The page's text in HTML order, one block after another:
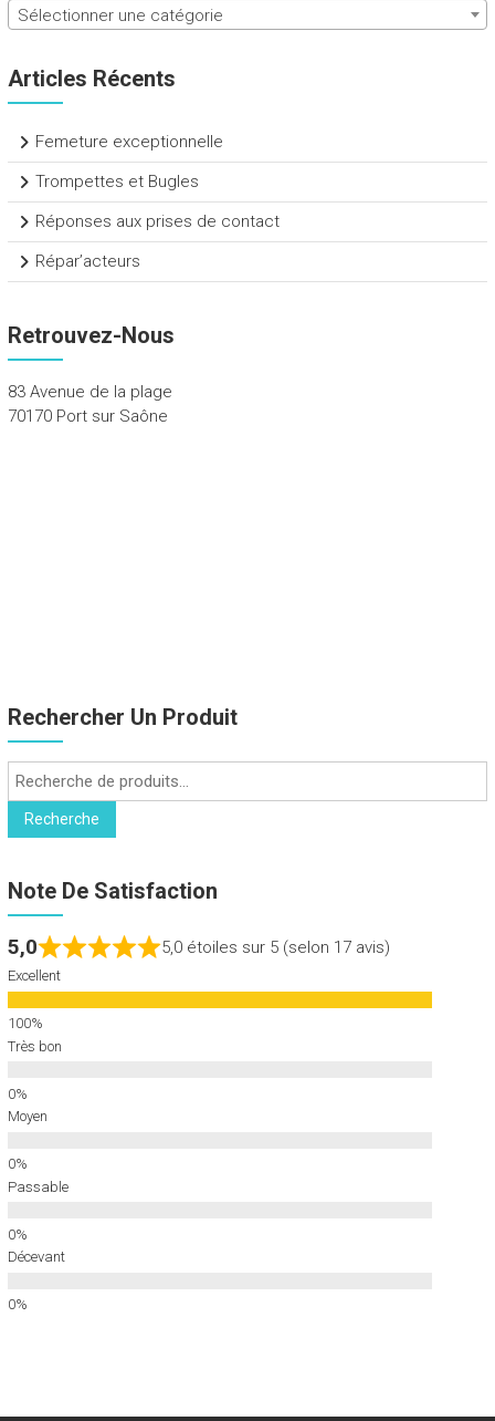
Sélectionner une catégorie
Articles Récents
Femeture exceptionnelle
Trompettes et Bugles
Réponses aux prises de contact
Répar’acteurs
Retrouvez-Nous
83 Avenue de la plage
70170 Port sur Saône
Rechercher Un Produit
Recherche
pour :
Recherche
Note De Satisfaction
5,0 5,0 étoiles sur 5 (selon 17 avis)
Excellent
Très bon
Moyen
Passable
Décevant